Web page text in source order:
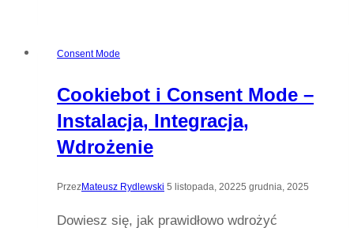
Consent Mode
Cookiebot i Consent Mode –
Instalacja, Integracja,
Wdrożenie
PrzezMateusz Rydlewski 5 listopada, 20225 grudnia, 2025
Dowiesz się, jak prawidłowo wdrożyć